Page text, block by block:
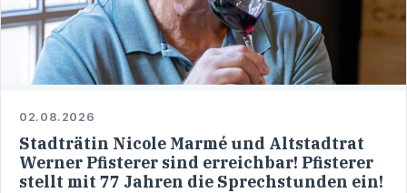
02.08.2026
Stadträtin Nicole Marmé und Altstadtrat
Werner Pfisterer sind erreichbar! Pfisterer
stellt mit 77 Jahren die Sprechstunden ein!